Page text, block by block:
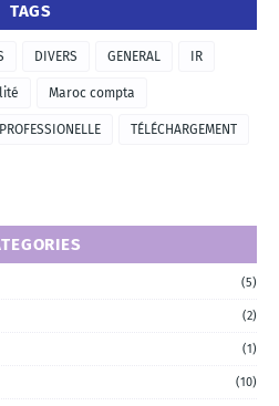
TAGS
DIVERS GENERAL IR
Maroc compta
TÉLÉCHARGEMENT
(5)
(2)
(1)
(10)